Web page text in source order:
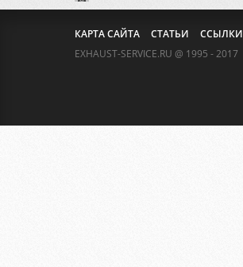
КАРТА САЙТА СТАТЬИ
ССЫЛКИ
EXHAUST-SERVICE.RU @ 1995 - 2017